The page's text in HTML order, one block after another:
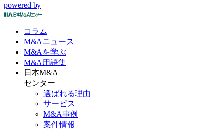
powered by
コラム
M&Aニュース
M&Aを学ぶ
M&A 用語集
日本M&A
センター
選ばれる理由
サービス
M&A事例
案件情報